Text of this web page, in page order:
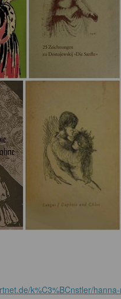
k%C3%BCnstler/